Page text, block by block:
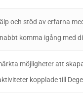
och stöd av erfarna
komma igång med
möjligheter att
kopplade till